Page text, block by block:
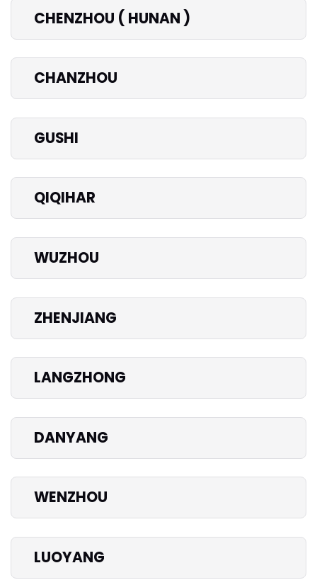
CHENZHOU ( HUNAN )
CHANZHOU
GUSHI
QIQIHAR
WUZHOU
ZHENJIANG
LANGZHONG
DANYANG
WENZHOU
LUOYANG